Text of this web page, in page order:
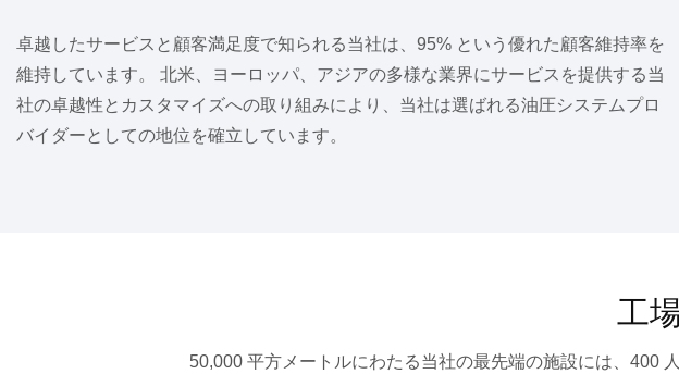
卓越したサービスと顧客満足度で知られる当社は、95% という優れた顧客維持率を
維持しています。 北米、ヨーロッパ、アジアの多様な業界にサービスを提供する当
社の卓越性とカスタマイズへの取り組みにより、当社は選ばれる油圧システムプロ
バイダーとしての地位を確立しています。
工
50,000 平方メートルにわたる当社の最先端の施設には、400